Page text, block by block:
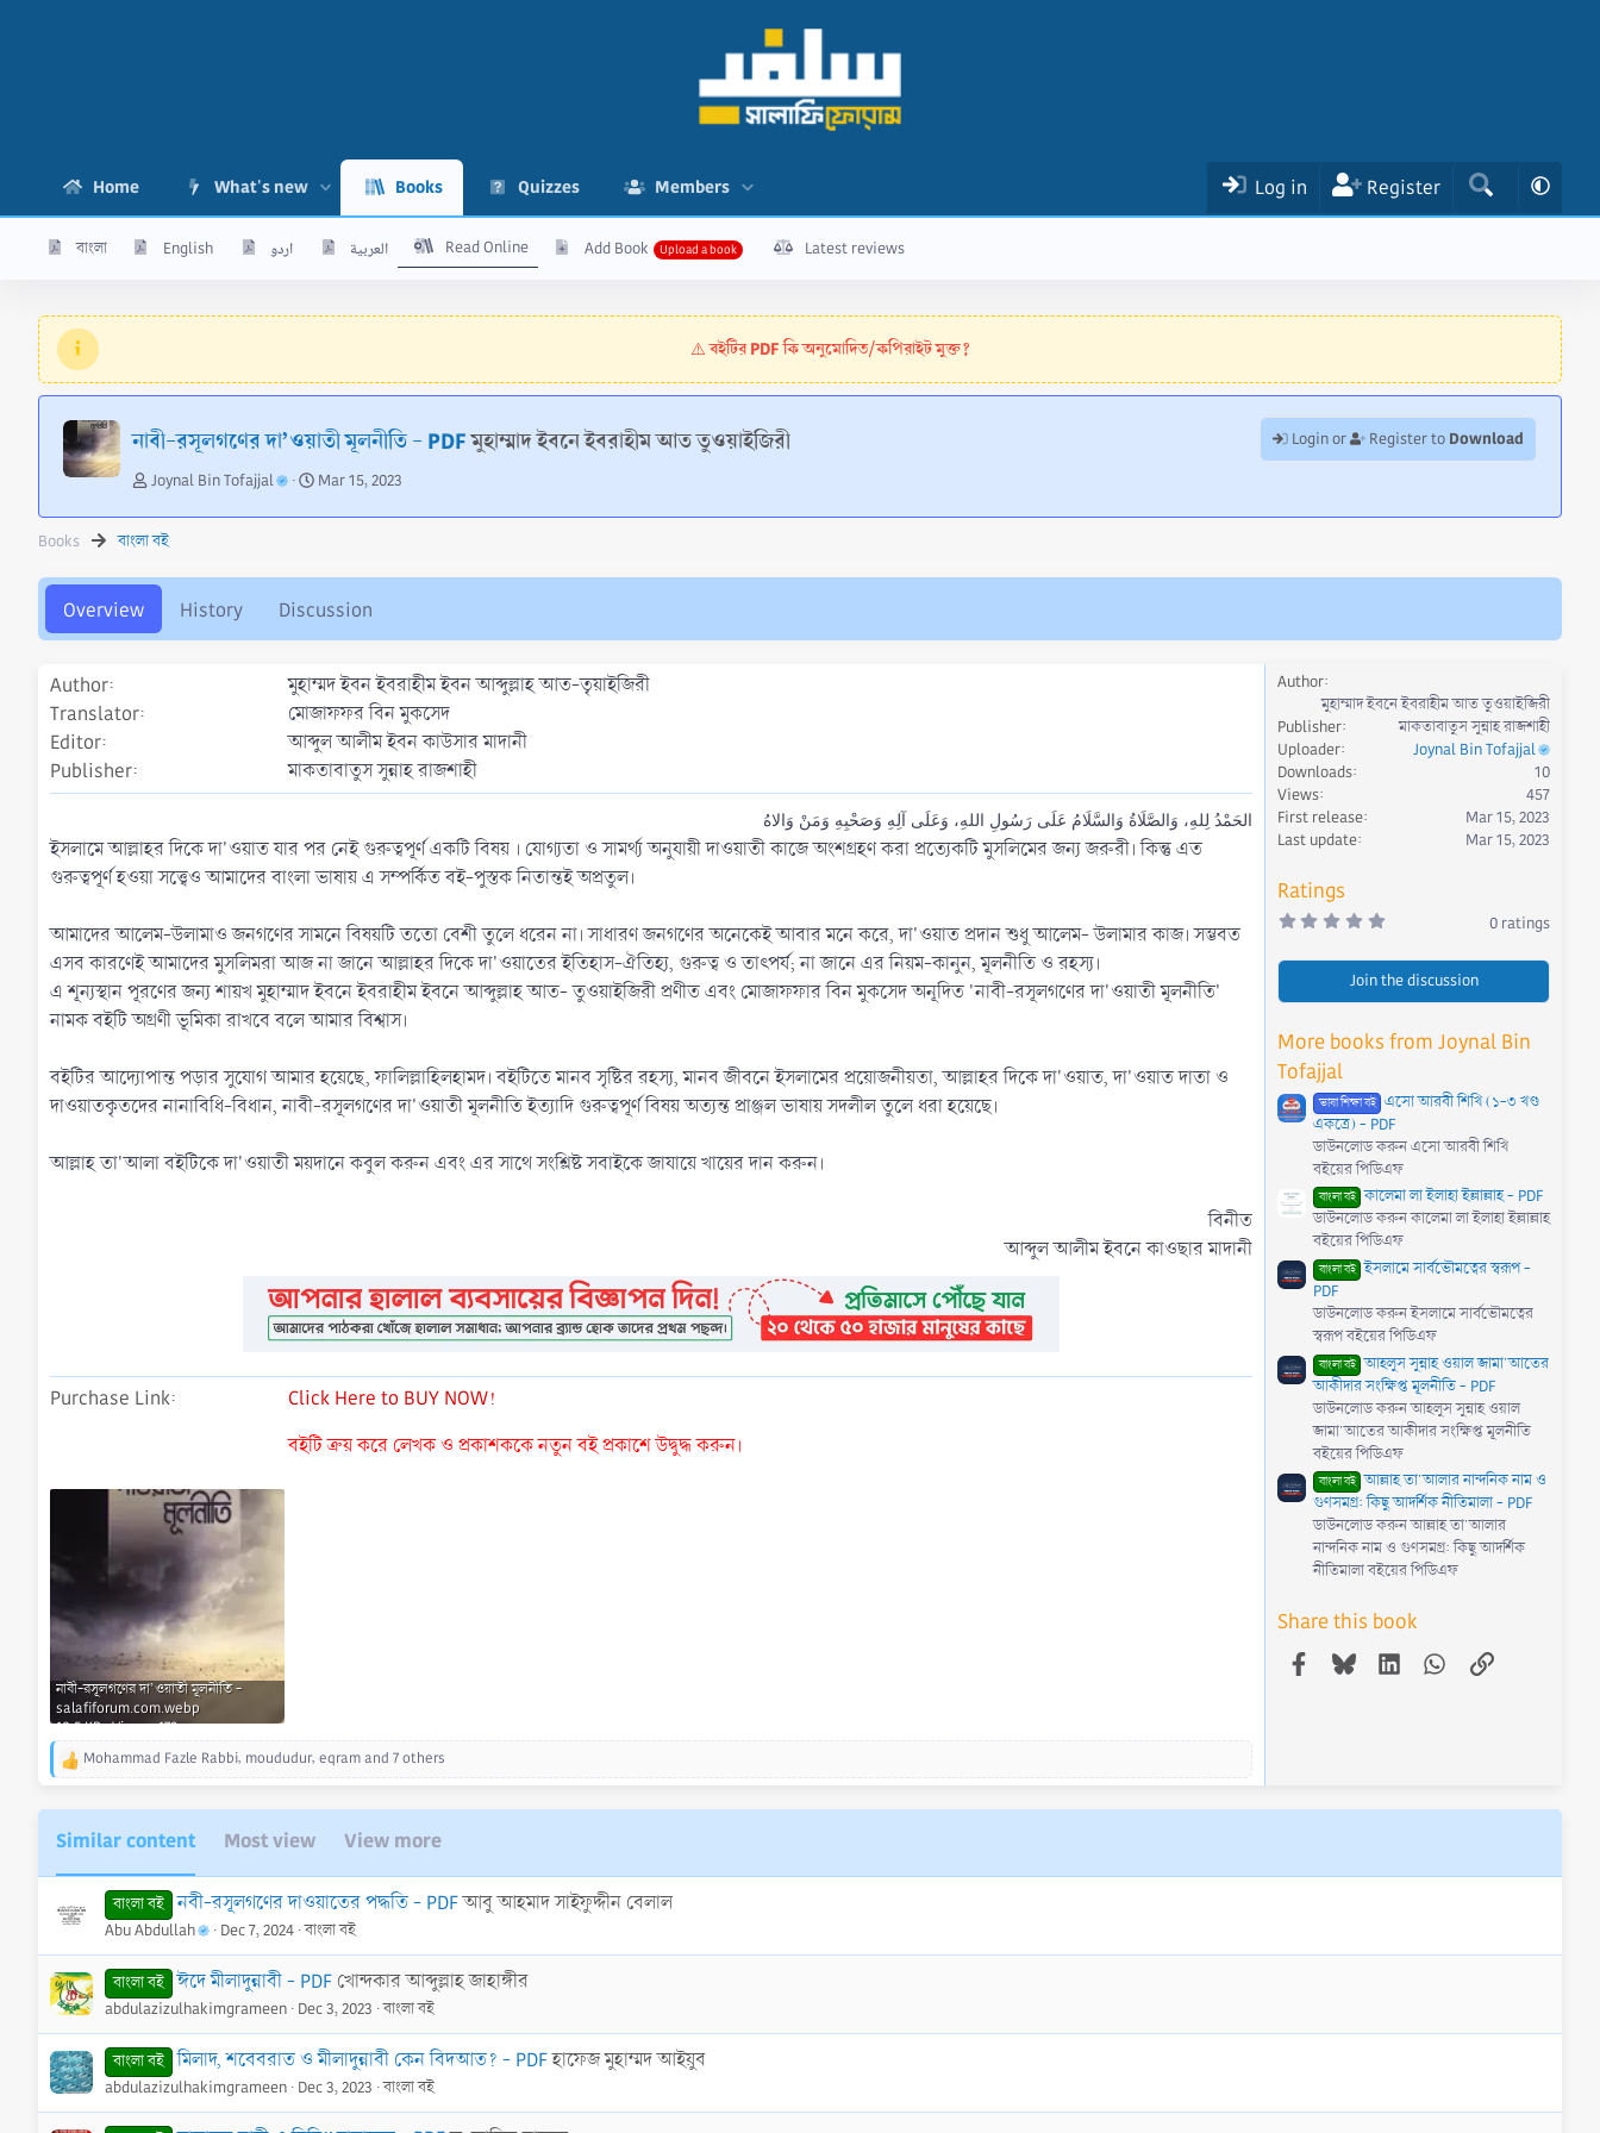
Home What's new Books Quizzes Members Log in Register
বাংলা English اردو العربية Read Online Add Book Latest reviews
⚠️বইটির PDF কি অনুমোদিত/কপিরাইট মুক্ত?
নাবী-রসূলগণের দা’ওয়াতী মূলনীতি - PDFমুহাম্মাদ ইবনে ইবরাহীম আত তুওয়াইজিরী Login or Register to Download
A
t
h
Joynal Bin Tofajjal
C
e
o
n
a
t
Mar 15, 2023
Books বাংলা বই
Overview History Discussion
Author
মুহাম্মদ ইবন ইবরাহীম ইবন আব্দুল্লাহ আত-তৃয়াইজিরী
Translator
মোজাফফর বিন মুকসেদ
Editor
আব্দুল আলীম ইবন কাউসার মাদানী
Publisher
মাকতাবাতুস সুন্নাহ রাজশাহী
الحَمْدُ لِلهِ، وَالصَّلَاةُ وَالسَّلَامُ عَلَى رَسُولِ اللهِ، وَعَلَى آلِهِ وَصَحْبِهِ وَمَنْ وَالاهُ
ইসলামে আল্লাহর দিকে দা'ওয়াত যার পর নেই গুরুত্বপূর্ণ একটি বিষয় । যোগ্যতা ও সামর্থ্য অনুযায়ী দাওয়াতী কাজে অংশগ্রহণ করা প্রত্যেকটি মুসলিমের জন্য জরুরী। কিন্তু এত
গুরুত্বপূর্ণ হওয়া সত্ত্বেও আমাদের বাংলা ভাষায় এ সম্পর্কিত বই-পুস্তক নিতান্তই অপ্রতুল।
আমাদের আলেম-উলামাও জনগণের সামনে বিষয়টি ততো বেশী তুলে ধরেন না। সাধারণ জনগণের অনেকেই আবার মনে করে, দা'ওয়াত প্রদান শুধু আলেম- উলামার কাজ। সম্ভবত
এসব কারণেই আমাদের মুসলিমরা আজ না জানে আল্লাহর দিকে দা'ওয়াতের ইতিহাস-ঐতিহ্য, গুরুত্ব ও তাৎপর্য; না জানে এর নিয়ম-কানুন, মূলনীতি ও রহস্য।
এ শূন্যস্থান পূরণের জন্য শায়খ মুহাম্মাদ ইবনে ইবরাহীম ইবনে আব্দুল্লাহ আত- তুওয়াইজিরী প্রণীত এবং মোজাফফার বিন মুকসেদ অনূদিত 'নাবী-রসূলগণের দা'ওয়াতী মূলনীতি'
নামক বইটি অগ্রণী ভূমিকা রাখবে বলে আমার বিশ্বাস।
বইটির আদ্যোপান্ত পড়ার সুযোগ আমার হয়েছে, ফালিল্লাহিলহামদ। বইটিতে মানব সৃষ্টির রহস্য, মানব জীবনে ইসলামের প্রয়োজনীয়তা, আল্লাহর দিকে দা'ওয়াত, দা'ওয়াত দাতা ও
দাওয়াতকৃতদের নানাবিধি-বিধান, নাবী-রসূলগণের দা'ওয়াতী মূলনীতি ইত্যাদি গুরুত্বপূর্ণ বিষয় অত্যন্ত প্রাঞ্জল ভাষায় সদলীল তুলে ধরা হয়েছে।
আল্লাহ তা'আলা বইটিকে দা'ওয়াতী ময়দানে কবুল করুন এবং এর সাথে সংশ্লিষ্ট সবাইকে জাযায়ে খায়ের দান করুন।
বিনীত
আব্দুল আলীম ইবনে কাওছার মাদানী​
Purchase Link
Click Here to BUY NOW!
বইটি ক্রয় করে লেখক ও প্রকাশককে নতুন বই প্রকাশে উদ্বুদ্ধ করুন।
নাবী-রসূলগণের দা’ওয়াতী মূলনীতি -
salafiforum.com.webp
18.5 KB · Views: 179
R
a
c
t
i
n
:
Mohammad Fazle Rabbi, moududur, eqramand 7 others
Author
মুহাম্মাদ ইবনে ইবরাহীম আত তুওয়াইজিরী
Publisher
মাকতাবাতুস সুন্নাহ রাজশাহী
Uploader
Joynal Bin Tofajjal
Downloads
10
Views
457
First release
Mar 15, 2023
Last update
Mar 15, 2023
Ratings
0
0
s
(
0 ratings
Join the discussion
More books from Joynal Bin
Tofajjal
ভাষা শিক্ষা বই এসো আরবী শিখি (১-৩ খণ্ড
একত্রে) - PDF
ডাউনলোড করুন এসো আরবী শিখি
বইয়ের পিডিএফ
বাংলা বই কালেমা লা ইলাহা ইল্লাল্লাহ - PDF
ডাউনলোড করুন কালেমা লা ইলাহা ইল্লাল্লাহ
বইয়ের পিডিএফ
বাংলা বই ইসলামে সার্বভৌমত্বের স্বরূপ -
PDF
ডাউনলোড করুন ইসলামে সার্বভৌমত্বের
স্বরূপ বইয়ের পিডিএফ
বাংলা বই আহলুস সুন্নাহ ওয়াল জামা'আতের
আকীদার সংক্ষিপ্ত মূলনীতি - PDF
ডাউনলোড করুন আহলুস সুন্নাহ ওয়াল
জামা'আতের আকীদার সংক্ষিপ্ত মূলনীতি
বইয়ের পিডিএফ
বাংলা বই আল্লাহ তা'আলার নান্দনিক নাম ও
গুণসমগ্র: কিছু আদর্শিক নীতিমালা - PDF
ডাউনলোড করুন আল্লাহ তা'আলার
নান্দনিক নাম ও গুণসমগ্র: কিছু আদর্শিক
নীতিমালা বইয়ের পিডিএফ
Share this book
Facebook
BlueskyLinkedInWhatsApp
Link
Similar content Most view View more
বাংলা বই নবী-রসূলগণের দাওয়াতের পদ্ধতি - PDFআবু আহমাদ সাইফুদ্দীন বেলাল
Abu Abdullah Dec 7, 2024 বাংলা বই
বাংলা বই ঈদে মীলাদুন্নাবী - PDF খোন্দকার আব্দুল্লাহ জাহাঙ্গীর
abdulazizulhakimgrameen Dec 3, 2023 বাংলা বই
বাংলা বই মিলাদ, শবেবরাত ও মীলাদুন্নাবী কেন বিদআত? - PDFহাফেজ মুহাম্মদ আইয়ুব
abdulazizulhakimgrameen Dec 3, 2023 বাংলা বই